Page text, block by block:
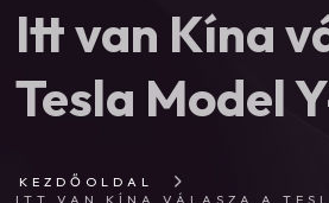
Itt van Kína
Tesla Model
KEZDŐOLDAL
ITT VAN KÍNA VÁLASZA A